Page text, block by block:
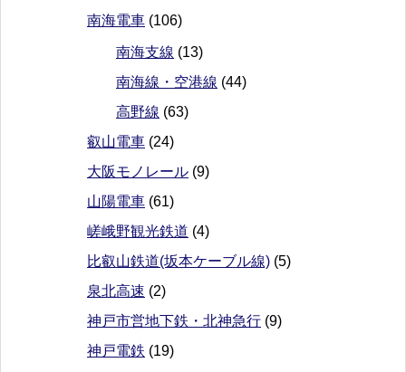
南海電車 (106)
南海支線 (13)
南海線・空港線 (44)
高野線 (63)
叡山電車 (24)
大阪モノレール (9)
山陽電車 (61)
嵯峨野観光鉄道 (4)
比叡山鉄道(坂本ケーブル線) (5)
泉北高速 (2)
神戸市営地下鉄・北神急行 (9)
神戸電鉄 (19)